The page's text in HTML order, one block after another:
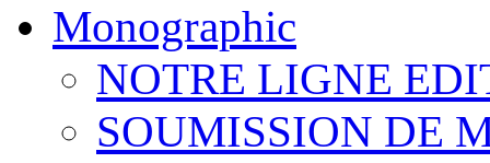
Monographic
NOTRE LIGNE
SOUMISSION DE